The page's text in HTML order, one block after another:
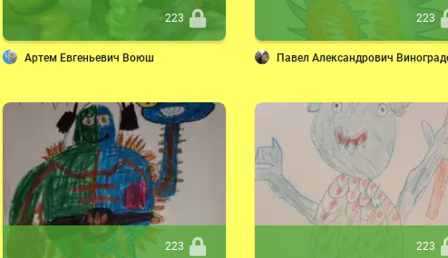
223
Артем Евгеньевич Воюш
223
Павел Александрович
223 223